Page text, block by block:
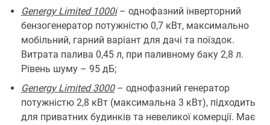
Genergy Limited 1000i– однофазний інверторний
бензогенератор потужністю 0,7 кВт, максимально
мобільний, гарний варіант для дачі та поїздок.
Витрата палива 0,45 л, при паливному баку 2,8 л.
Рівень шуму – 95 дБ;
Genergy Limited 3000– однофазний генератор
потужністю 2,8 кВт (максимальна 3 кВт), підходить
для приватних будинків та невеликої комерції. Має